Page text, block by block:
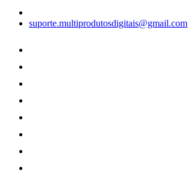
suporte.multiprodutosdigitais@gmail.com